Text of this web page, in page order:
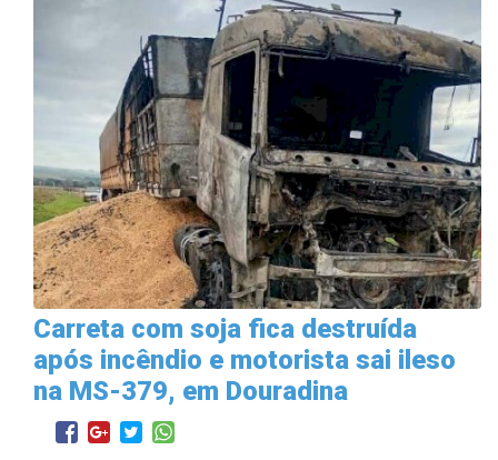
Carreta com soja fica destruída
após incêndio e motorista sai ileso
na MS-379, em Douradina